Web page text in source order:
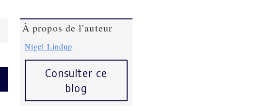
À propos de l'auteur
Nigel Lindup
Consulter ce
blog